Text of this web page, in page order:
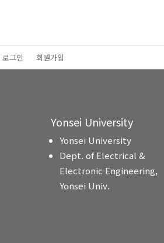
로그인 회원가입
Yonsei University
Yonsei University
Dept. of Electrical &
Electronic Engineering,
Yonsei Univ.